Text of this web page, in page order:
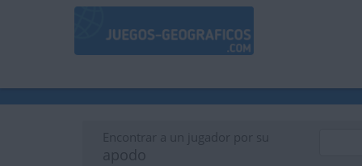
Encontrar a un jugador por su
apodo